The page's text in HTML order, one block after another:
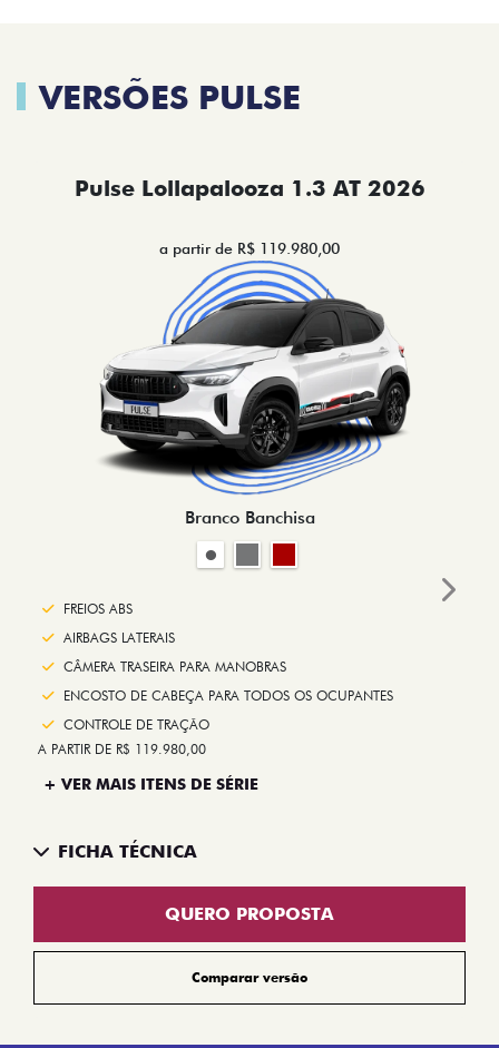
VERSÕES PULSE
Pulse Lollapalooza 1.3 AT 2026
a partir de R$ 119.980,00
Branco Banchisa
FREIOS ABS
AIRBAGS LATERAIS
CÂMERA TRASEIRA PARA MANOBRAS
ENCOSTO DE CABEÇA PARA TODOS OS OCUPANTES
CONTROLE DE TRAÇÃO
A PARTIR DE R$ 119.980,00
+ VER MAIS ITENS DE SÉRIE
FICHA TÉCNICA
QUERO PROPOSTA
Comparar versão
Next